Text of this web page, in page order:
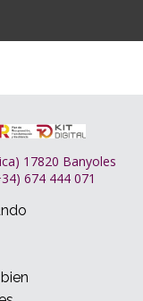
17820 Banyoles
674 444 071